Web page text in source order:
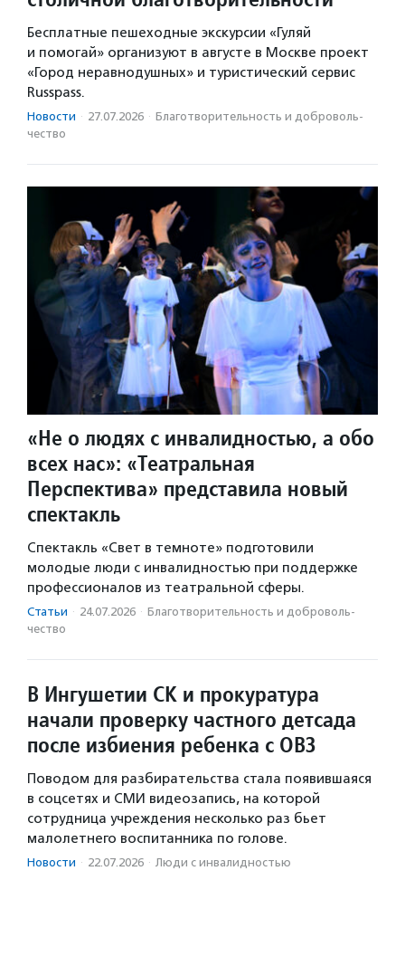
Бесплатные пешеходные экскурсии «Гуляй
и помогай» организуют в августе в Москве проект
«Город неравнодушных» и туристический сервис
Russpass.
Новости · 27.07.2026 · Благотвори­тель­ность и доброволь­
чест­во
«Не о людях с инвалидностью, а обо
всех нас»: «Театральная
Перспектива» представила новый
спектакль
Спектакль «Свет в темноте» подготовили
молодые люди с инвалидностью при поддержке
профессионалов из театральной сферы.
Статьи · 24.07.2026 · Благотвори­тель­ность и доброволь­
чест­во
В Ингушетии СК и прокуратура
начали проверку частного детсада
после избиения ребенка с ОВЗ
Поводом для разбирательства стала появившаяся
в соцсетях и СМИ видеозапись, на которой
сотрудница учреждения несколько раз бьет
малолетнего воспитанника по голове.
Новости · 22.07.2026 · Люди с инвалидностью